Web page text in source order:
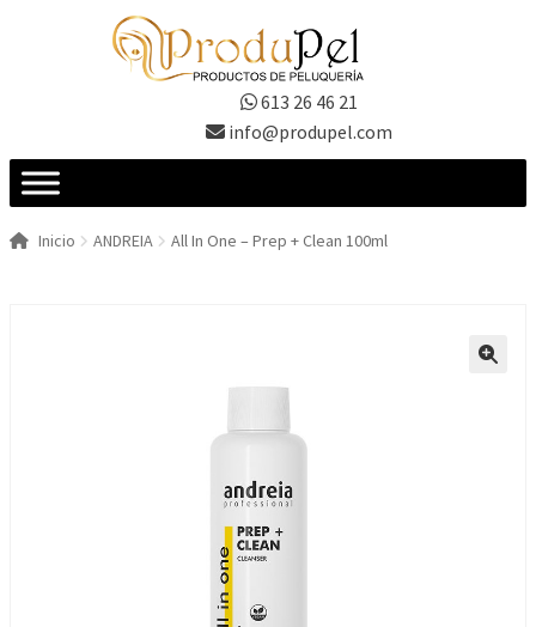
613 26 46 21
info@produpel.com
Inicio ANDREIA All In One – Prep + Clean 100ml